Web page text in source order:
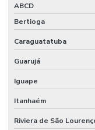
Fornecedor De Grãos
Fornecedor De Grãos
Fornecedor De
Fornecedor De Sacos
ABCD
Bertioga
Caraguatatuba
Guarujá
Iguape
Itanhaém
Riviera de São